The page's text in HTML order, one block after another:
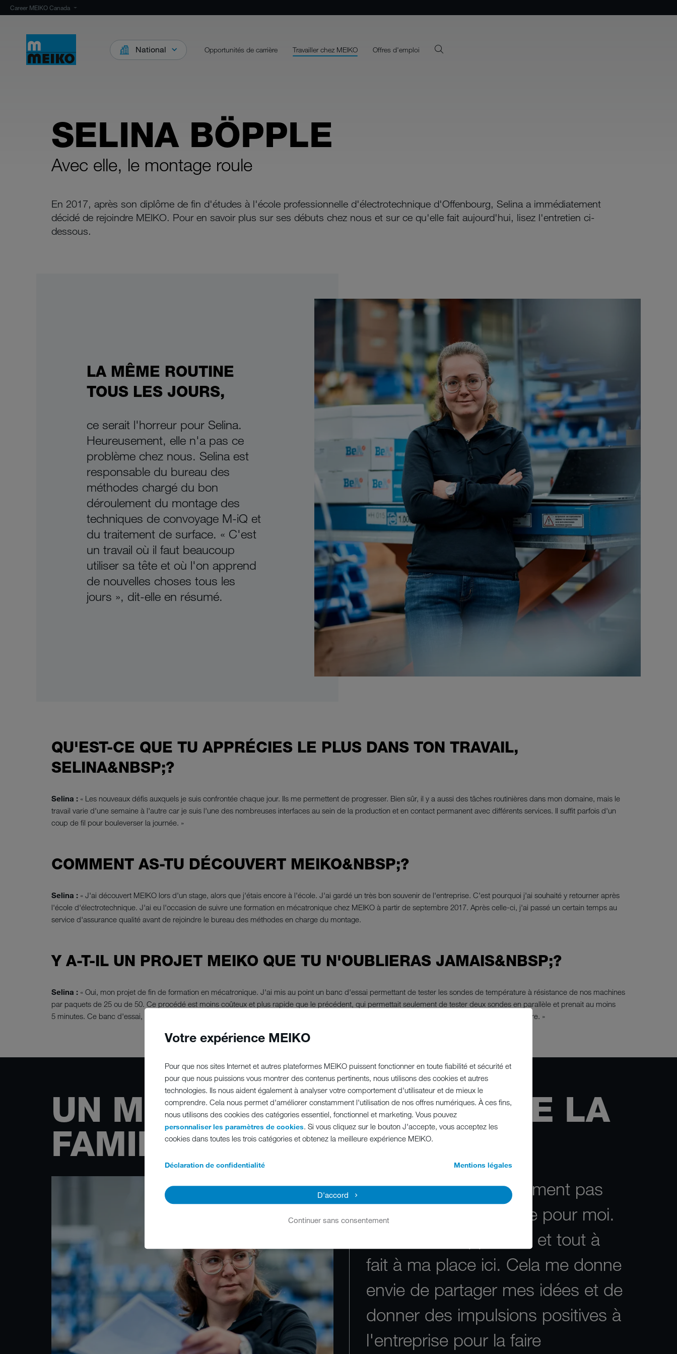
Votre expérience MEIKO
Pour que nos sites Internet et autres plateformes MEIKO puissent fonctionner en toute fiabilité et sécurité et
pour que nous puissions vous montrer des contenus pertinents, nous utilisons des cookies et autres
technologies. Ils nous aident également à analyser votre comportement d'utilisateur et de mieux le
comprendre. Cela nous permet d'améliorer constamment l'utilisation de nos offres numériques. À ces fins,
nous utilisons des cookies des catégories essentiel, fonctionnel et marketing. Vous pouvez
personnaliser les paramètres de cookies. Si vous cliquez sur le bouton J'accepte, vous acceptez les
cookies dans toutes les trois catégories et obtenez la meilleure expérience MEIKO.
Déclaration de confidentialité Mentions légales
D'accord
Continuer sans consentement
Career MEIKO Canada
National Opportunités de carrière Travailler chez MEIKO Offres d'emploi
SELINA BÖPPLE
Avec elle, le montage roule
En 2017, après son diplôme de fin d'études à l'école professionnelle d'électrotechnique d'Offenbourg, Selina a immédiatement
décidé de rejoindre MEIKO. Pour en savoir plus sur ses débuts chez nous et sur ce qu'elle fait aujourd'hui, lisez l'entretien ci-
dessous.
LA MÊME ROUTINE
TOUS LES JOURS,
ce serait l'horreur pour Selina.
Heureusement, elle n'a pas ce
problème chez nous. Selina est
responsable du bureau des
méthodes chargé du bon
déroulement du montage des
techniques de convoyage M-iQ et
du traitement de surface. « C'est
un travail où il faut beaucoup
utiliser sa tête et où l'on apprend
de nouvelles choses tous les
jours », dit-elle en résumé.
QU'EST-CE QUE TU APPRÉCIES LE PLUS DANS TON TRAVAIL,
SELINA&NBSP;?
Selina : « Les nouveaux défis auxquels je suis confrontée chaque jour. Ils me permettent de progresser. Bien sûr, il y a aussi des tâches routinières dans mon domaine, mais le
travail varie d'une semaine à l'autre car je suis l'une des nombreuses interfaces au sein de la production et en contact permanent avec différents services. Il suffit parfois d'un
coup de fil pour bouleverser la journée. »
COMMENT AS-TU DÉCOUVERT MEIKO&NBSP;?
Selina : « J'ai découvert MEIKO lors d'un stage, alors que j'étais encore à l'école. J'ai gardé un très bon souvenir de l'entreprise. C'est pourquoi j'ai souhaité y retourner après
l'école d'électrotechnique. J'ai eu l'occasion de suivre une formation en mécatronique chez MEIKO à partir de septembre 2017. Après celle-ci, j'ai passé un certain temps au
service d'assurance qualité avant de rejoindre le bureau des méthodes en charge du montage.
Y A-T-IL UN PROJET MEIKO QUE TU N'OUBLIERAS JAMAIS&NBSP;?
Selina : « Oui, mon projet de fin de formation en mécatronique. J'ai mis au point un banc d'essai permettant de tester les sondes de température à résistance de nos machines
par paquets de 25 ou de 50. Ce procédé est moins coûteux et plus rapide que le précédent, qui permettait seulement de tester deux sondes en parallèle et prenait au moins
5 minutes. Ce banc d'essai, entièrement conçu et réalisé par mes soins, est utilisé pour de nombreux projets aujourd'hui encore. J'en suis assez fière. »
UN MEMBRE CONVAINCU DE LA
FAMILLE MEIKO
MEIKO n'est définitivement pas
un employeur ordinaire pour moi.
Je me sens appréciée et tout à
fait à ma place ici. Cela me donne
envie de partager mes idées et de
donner des impulsions positives à
l'entreprise pour la faire